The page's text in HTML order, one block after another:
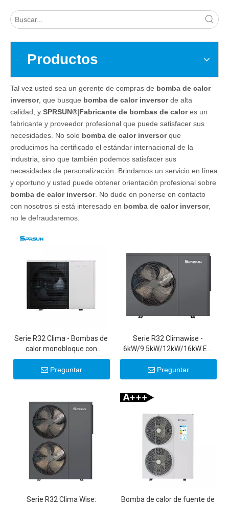
Productos
Tal vez usted sea un gerente de compras de bomba de calor
inversor, que busque bomba de calor inversorde alta
calidad, y SPRSUN®|Fabricante de bombas de calores un
fabricante y proveedor profesional que puede satisfacer sus
necesidades. No solo bomba de calor inversorque
producimos ha certificado el estándar internacional de la
industria, sino que también podemos satisfacer sus
necesidades de personalización. Brindamos un servicio en línea
y oportuno y usted puede obtener orientación profesional sobre
bomba de calor inversor. No dude en ponerse en contacto
con nosotros si está interesado en bomba de calor inversor,
no le defraudaremos.
Serie R32 Clima - Bombas de
calor monobloque con
inversor de CC para clima frío
ERP A+++ de 6 KW-15 KW
Preguntar
Serie R32 Climawise -
6kW/9.5kW/12kW/16kW EVI
DC Inverter Aire a agua
Bombas de calor - Tipo de
monobloque
Preguntar
Serie R32 Clima Wise:
Bomba de calor de fuente de